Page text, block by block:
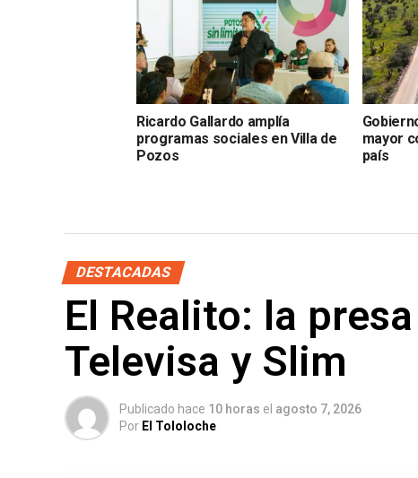
Ricardo Gallardo amplía
programas sociales en Villa de
Pozos
mayor
país
DESTACADAS
El Realito: la
Televisa y Slim
Publicado hace 10 horas el agosto 7, 2026
Por El Tololoche